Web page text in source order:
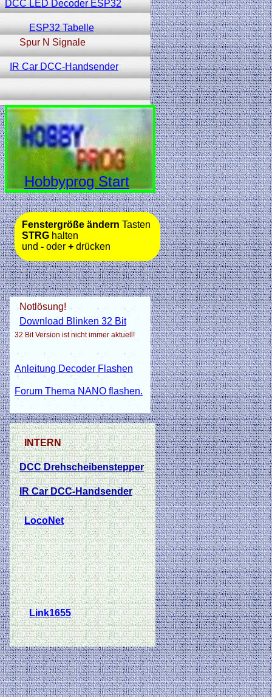
DCC LED Decoder ESP32
ESP32 Tabelle
Spur N Signale
IR Car DCC-Handsender
Hobbyprog Start
Fenstergröße ändern Tasten
STRG halten
und - oder + drücken
Notlösung!
Download Blinken 32 Bit
32 Bit Version ist nicht immer aktuell!
Anleitung Decoder Flashen
Forum Thema NANO flashen.
INTERN
DCC Drehscheibenstepper
IR Car DCC-Handsender
LocoNet
Link1655